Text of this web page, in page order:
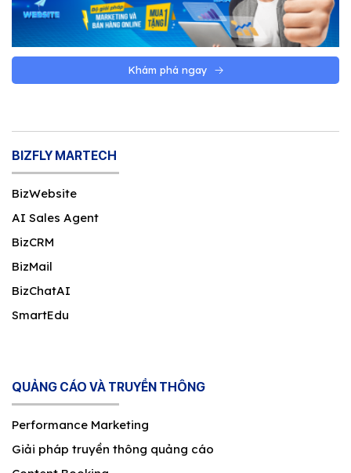
Khám phá ngay
BIZFLY MARTECH
BizWebsite
AI Sales Agent
BizCRM
BizMail
BizChatAI
SmartEdu
QUẢNG CÁO VÀ TRUYỀN THÔNG
Performance Marketing
Giải pháp truyền thông quảng cáo